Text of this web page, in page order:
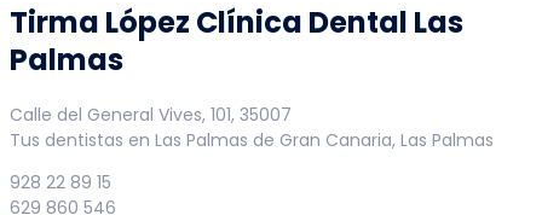
Tirma López Clínica Dental Las
Palmas
Calle del General Vives, 101, 35007
Tus dentistas en Las Palmas de Gran Canaria, Las Palmas
928 22 89 15
629 860 546